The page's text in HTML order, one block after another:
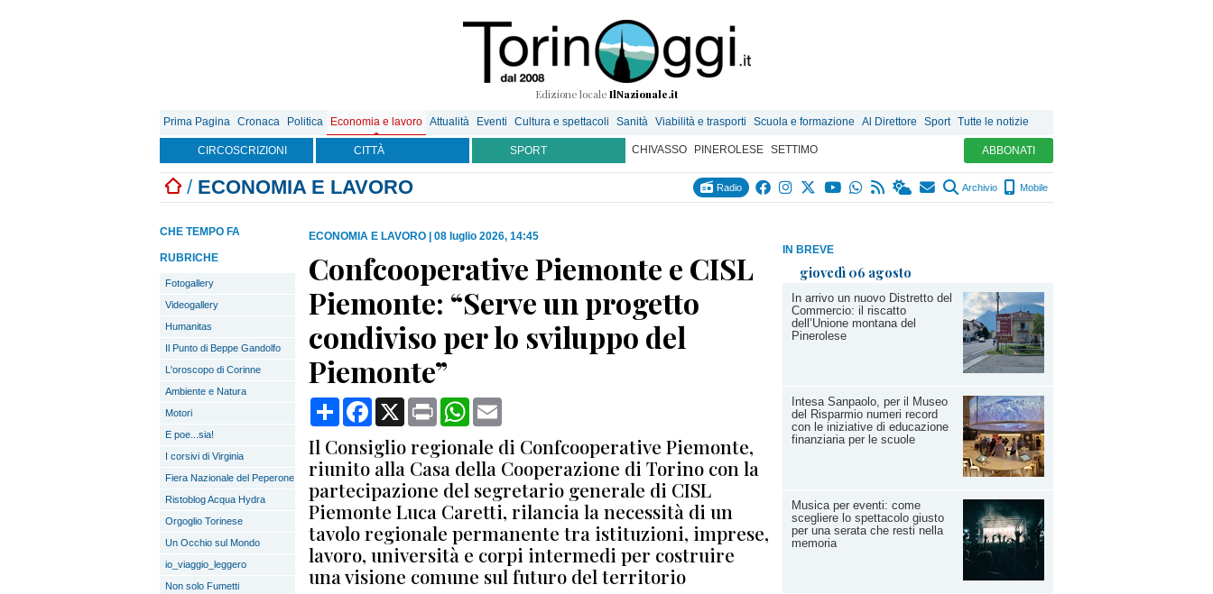
Edizione locale IlNazionale.it
Prima Pagina Cronaca Politica Economia e lavoro Attualità Eventi Cultura e spettacoli Sanità Viabilità e trasporti Scuola e formazione Al Direttore Sport Tutte le notizie
CIRCOSCRIZIONI CITTÀ SPORT CHIVASSO PINEROLESE SETTIMO ABBONATI
/ ECONOMIA E LAVORO Radio Archivio Mobile
IN BREVE
giovedì 06 agosto
In arrivo un nuovo Distretto del
Commercio: il riscatto
dell’Unione montana del
Pinerolese
Intesa Sanpaolo, per il Museo
del Risparmio numeri record
con le iniziative di educazione
finanziaria per le scuole
Musica per eventi: come
scegliere lo spettacolo giusto
per una serata che resti nella
memoria
CHE TEMPO FA
RUBRICHE
Fotogallery
Videogallery
Humanitas
Il Punto di Beppe Gandolfo
L'oroscopo di Corinne
Ambiente e Natura
Motori
E poe...sia!
I corsivi di Virginia
Fiera Nazionale del Peperone
Ristoblog Acqua Hydra
Orgoglio Torinese
Un Occhio sul Mondo
io_viaggio_leggero
Non solo Fumetti
ECONOMIA E LAVORO 08 luglio 2026, 14:45
Confcooperative Piemonte e CISL
Piemonte: “Serve un progetto
condiviso per lo sviluppo del
Piemonte”
CondividiFacebook
X Print WhatsApp
Il Consiglio regionale di Confcooperative Piemonte,
riunito alla Casa della Cooperazione di Torino con la
partecipazione del segretario generale di CISL
Piemonte Luca Caretti, rilancia la necessità di un
tavolo regionale permanente tra istituzioni, imprese,
lavoro, università e corpi intermedi per costruire
una visione comune sul futuro del territorio